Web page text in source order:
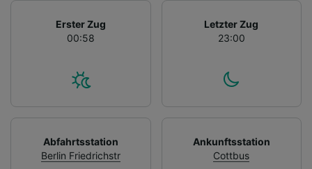
Erster Zug
00:58
Letzter Zug
23:00
Abfahrtsstation
Berlin Friedrichstr
Ankunftsstation
Cottbus